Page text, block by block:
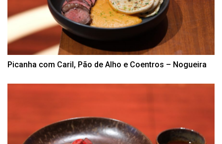
Picanha com Caril, Pão de Alho e Coentros – Nogueira